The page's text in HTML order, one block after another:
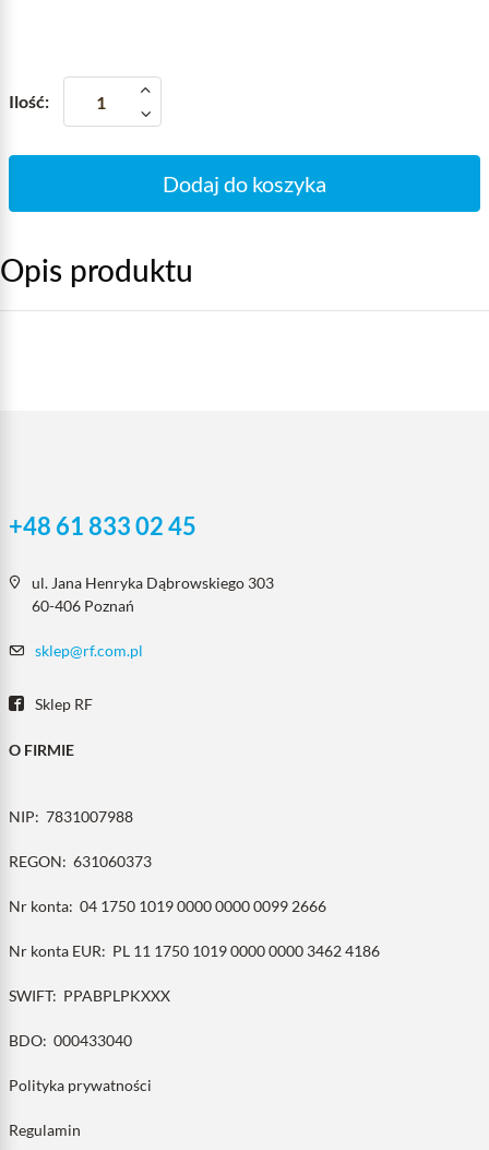
Ilość:
Dodaj do koszyka
Opis produktu
+48 61 833 02 45
ul. Jana Henryka Dąbrowskiego 303
60-406 Poznań
sklep@rf.com.pl
Sklep RF
O FIRMIE
NIP: 7831007988
REGON: 631060373
Nr konta: 04 1750 1019 0000 0000 0099 2666
Nr konta EUR: PL 11 1750 1019 0000 0000 3462 4186
SWIFT: PPABPLPKXXX
BDO: 000433040
Polityka prywatności
Regulamin